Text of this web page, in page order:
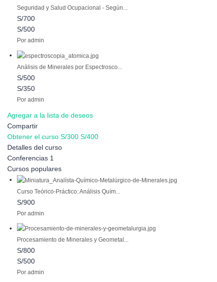
Seguridad y Salud Ocupacional - Según...
S/700
S/500
Por admin
Análisis de Minerales por Espectrosco...
S/500
S/350
Por admin
Agregar a la lista de deseos
Compartir
Obtener el curso S/300 S/400
Detalles del curso
Conferencias 1
Cursos populares
Curso Teórico-Práctico: Análisis Quím...
S/900
Por admin
Procesamiento de Minerales y Geometal...
S/800
S/500
Por admin